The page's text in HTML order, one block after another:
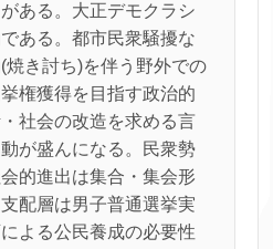
ある。大正デモクラシ
ある。都市民衆騒擾な
焼き討ち)を伴う野外での
権獲得を目指す政治的
社会の改造を求める言
が盛んになる。民衆勢
的進出は集合・集会形
配層は男子普通選挙実
よる公民養成の必要性